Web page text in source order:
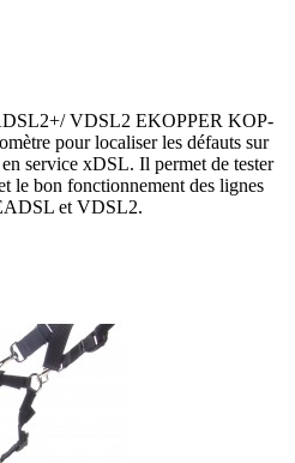
VDSL2 EKOPPER KOP-
pour localiser les défauts sur
service xDSL. Il permet de tester
le bon fonctionnement des lignes
et VDSL2.